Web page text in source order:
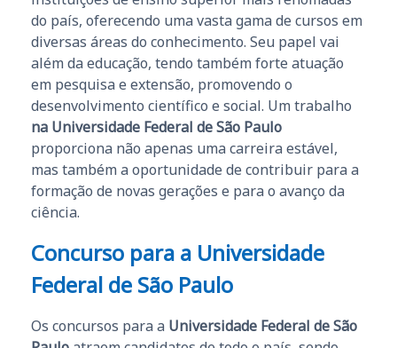
do país, oferecendo uma vasta gama de cursos em
diversas áreas do conhecimento. Seu papel vai
além da educação, tendo também forte atuação
em pesquisa e extensão, promovendo o
desenvolvimento científico e social. Um trabalho
na Universidade Federal de São Paulo
proporciona não apenas uma carreira estável,
mas também a oportunidade de contribuir para a
formação de novas gerações e para o avanço da
ciência.
Concurso para a Universidade
Federal de São Paulo
Os concursos para a Universidade Federal de São